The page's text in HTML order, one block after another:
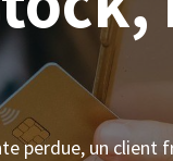
perdue, un